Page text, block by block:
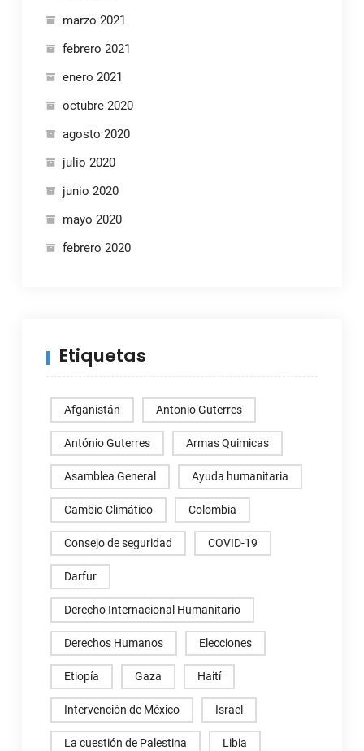
marzo 2021
febrero 2021
enero 2021
octubre 2020
agosto 2020
julio 2020
junio 2020
mayo 2020
febrero 2020
Etiquetas
Afganistán Antonio Guterres
António Guterres Armas Quimicas
Asamblea General Ayuda humanitaria
Cambio Climático Colombia
Consejo de seguridad COVID-19
Darfur
Derecho Internacional Humanitario
Derechos Humanos Elecciones
Etiopía Gaza Haití
Intervención de México Israel
La cuestión de Palestina Libia